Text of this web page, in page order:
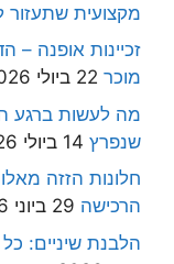
מקצועית
זכיינות אופנה –
מוכר 22 ביולי 2026
מה לעשות ברגע
שנפרץ 14 ביולי 2026
חלונות הזזה
הרכישה 29 ביוני 2026
הלבנת שיניים: